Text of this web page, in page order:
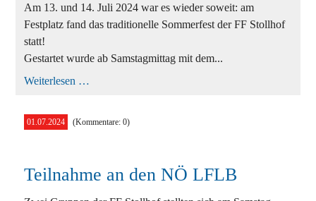
Am 13. und 14. Juli 2024 war es wieder soweit: am
Festplatz fand das traditionelle Sommerfest der FF Stollhof
statt!
Gestartet wurde ab Samstagmittag mit dem...
Weiterlesen …
01.07.2024 (Kommentare: 0)
Teilnahme an den NÖ LFLB